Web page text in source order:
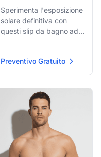
Sperimenta l'esposizione
solare definitiva con
questi slip da bagno ad
blu digitale pixelato
sottile, combinano stile
da nuoto classico.
Perfetto per piscina o
spiaggia.
Preventivo Gratuito